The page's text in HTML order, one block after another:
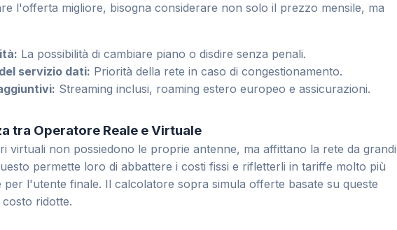
l'offerta migliore, bisogna considerare non solo il prezzo mensile, ma
La possibilità di cambiare piano o disdire senza penali.
servizio dati: Priorità della rete in caso di congestionamento.
Streaming inclusi, roaming estero europeo e assicurazioni.
tra Operatore Reale e Virtuale
virtuali non possiedono le proprie antenne, ma affittano la rete da grandi
permette loro di abbattere i costi fissi e rifletterli in tariffe molto più
per l'utente finale. Il calcolatore sopra simula offerte basate su queste
ridotte.